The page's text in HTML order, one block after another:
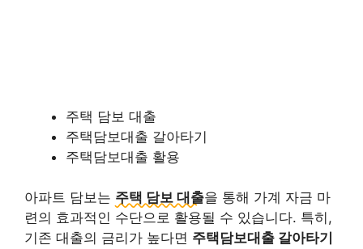
주택 담보 대출
주택담보대출 갈아타기
주택담보대출 활용
아파트 담보는 주택 담보 대출을 통해 가계 자금 마
련의 효과적인 수단으로 활용될 수 있습니다. 특히,
기존 대출의 금리가 높다면 주택담보대출 갈아타기